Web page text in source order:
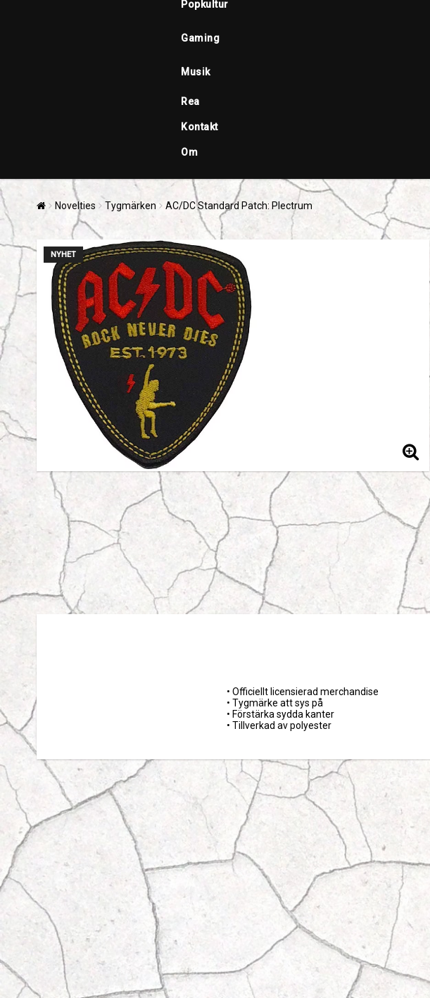
Popkultur
Gaming
Musik
Rea
Kontakt
Om
Novelties Tygmärken AC/DC Standard Patch: Plectrum
NYHET
• Officiellt licensierad merchandise
• Tygmärke att sys på
• Förstärka sydda kanter
• Tillverkad av polyester